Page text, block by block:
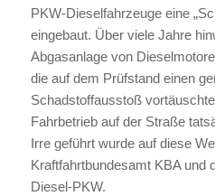
PKW-Dieselfahrzeuge eine
eingebaut. Über viele Jahre
Abgasanlage von
die auf dem Prüfstand einen
Schadstoffausstoß
Fahrbetrieb auf der Straße
Irre geführt wurde auf diese
Kraftfahrtbundesamt KBA und
Diesel-PKW.